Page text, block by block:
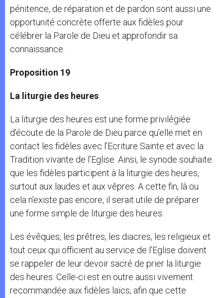
pénitence, de réparation et de pardon sont aussi une
opportunité concrète offerte aux fidèles pour
célébrer la Parole de Dieu et approfondir sa
connaissance.
Proposition 19
La liturgie des heures
La liturgie des heures est une forme privilégiée
d’écoute de la Parole de Dieu parce qu’elle met en
contact les fidèles avec l’Ecriture Sainte et avec la
Tradition vivante de l’Eglise. Ainsi, le synode souhaite
que les fidèles participent à la liturgie des heures,
surtout aux laudes et aux vêpres. A cette fin, là ou
cela n’existe pas encore, il serait utile de préparer
une forme simple de liturgie des heures.
Les évêques, les prêtres, les diacres, les religieux et
tout ceux qui officient au service de l’Eglise doivent
se rappeler de leur devoir sacré de prier la liturgie
des heures. Celle-ci est en outre aussi vivement
recommandée aux fidèles laïcs, afin que cette